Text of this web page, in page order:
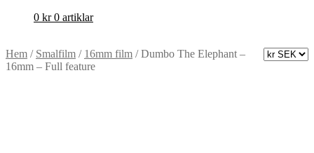
0 kr 0 artiklar
Hem / Smalfilm / 16mm film /Dumbo The Elephant –
16mm – Full feature